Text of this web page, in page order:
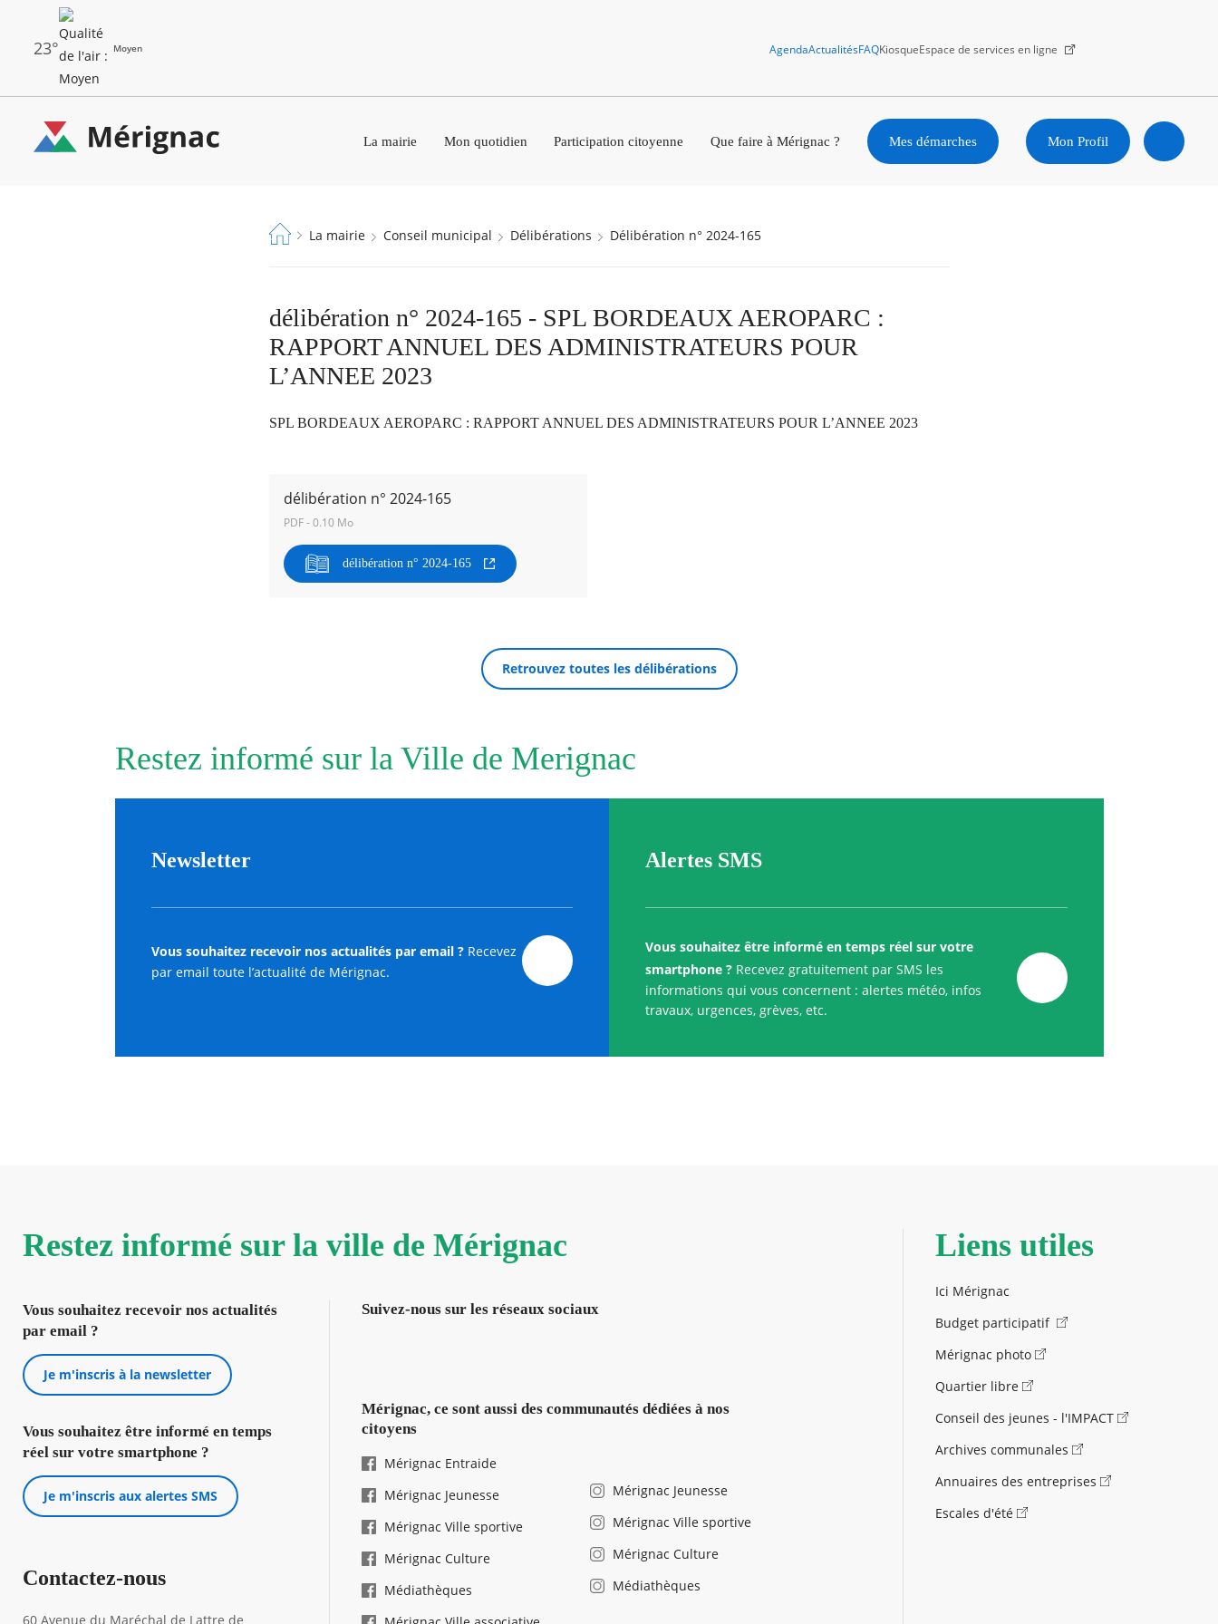
principal
23° Moyen
dernières
alertes
AgendaActualitésFAQKiosqueEspace de services en ligne
La mairie Mon quotidien Participation citoyenne Que faire à Mérignac ? Mes démarches Mon Profil
Fil
La mairie Conseil municipal Délibérations Délibération n° 2024-165
délibération n° 2024-165 - SPL BORDEAUX AEROPARC :
RAPPORT ANNUEL DES ADMINISTRATEURS POUR
L’ANNEE 2023
SPL BORDEAUX AEROPARC : RAPPORT ANNUEL DES ADMINISTRATEURS POUR L’ANNEE 2023
délibération n° 2024-165
PDF - 0.10 Mo
délibération n° 2024-165
Retrouvez toutes les délibérations
Restez informé sur la Ville de Merignac
Newsletter
Vous souhaitez recevoir nos actualités par email ?Recevez
par email toute l’actualité de Mérignac.
Alertes SMS
Vous souhaitez être informé en temps réel sur votre
smartphone ? Recevez gratuitement par SMS les
informations qui vous concernent : alertes météo, infos
travaux, urgences, grèves, etc.
Restez informé sur la ville de Mérignac
Vous souhaitez recevoir nos actualités
par email ?
Je m'inscris à la newsletter
Vous souhaitez être informé en temps
réel sur votre smartphone ?
Je m'inscris aux alertes SMS
Contactez-nous
60 Avenue du Maréchal de Lattre de
Suivez-nous sur les réseaux sociaux
Mérignac, ce sont aussi des communautés dédiées à nos
citoyens
Mérignac Entraide
Mérignac Jeunesse
Mérignac Ville sportive
Mérignac Culture
Médiathèques
Mérignac Jeunesse
Mérignac Ville sportive
Mérignac Culture
Médiathèques
Liens utiles
Ici Mérignac
Budget participatif
Mérignac photo
Quartier libre
Conseil des jeunes - l'IMPACT
Archives communales
Annuaires des entreprises
Escales d'été